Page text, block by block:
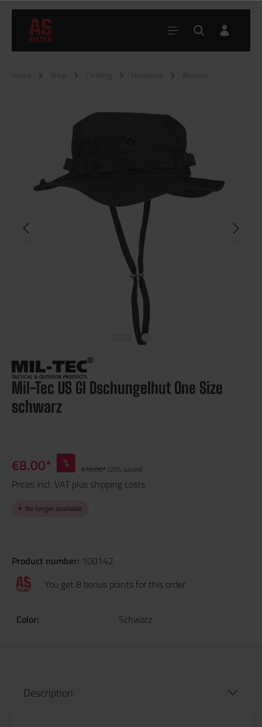
Home Shop Clothing Headwear Boonies
Mil-Tec US GI Dschungelhut One Size
schwarz
€8.00* % €10.00* (20% saved)
Prices incl. VAT plus shipping costs
No longer available
Product number: 100142
You get 8 bonus points for this order
Color: Schwarz
Description